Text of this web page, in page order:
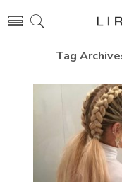
Tag